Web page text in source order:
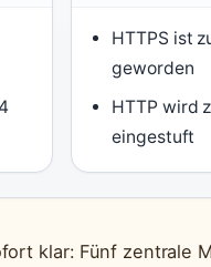
HTTPS ist
geworden
HTTP wird
eingestuft
klar: Fünf zentrale